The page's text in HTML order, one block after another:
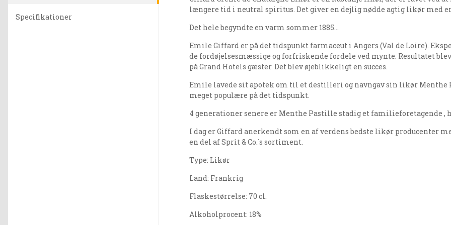
Specifikationer
længere tid i neutral spiritus. Det giver en dejlig nødde agtig likør med
Det hele begyndte en varm sommer 1885…
Emile Giffard er på det tidspunkt farmaceut i Angers (Val de Loire).
de fordøjelsesmæssige og forfriskende fordele ved mynte. Resultatet
på Grand Hotels gæster. Det blev øjeblikkeligt en succes.
Emile lavede sit apotek om til et destilleri og navngav sin likør
meget populære på det tidspunkt.
4 generationer senere er Menthe Pastille stadig et familieforetagende ,
I dag er Giffard anerkendt som en af verdens bedste likør producenter
en del af Sprit & Co.´s sortiment.
Type: Likør
Land: Frankrig
Flaskestørrelse: 70 cl.
Alkoholprocent: 18%